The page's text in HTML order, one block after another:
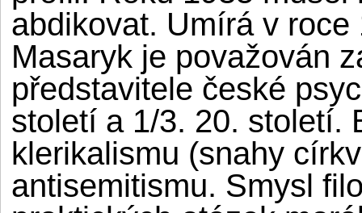
abdikovat. Umírá v roce
Masaryk je považován
představitele české
století a 1/3. 20. století.
klerikalismu (snahy
antisemitismu. Smysl